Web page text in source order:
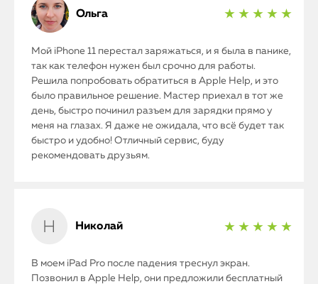
Ольга ★ ★ ★ ★ ★
Мой iPhone 11 перестал заряжаться, и я была в панике,
так как телефон нужен был срочно для работы.
Решила попробовать обратиться в Apple Help, и это
было правильное решение. Мастер приехал в тот же
день, быстро починил разъем для зарядки прямо у
меня на глазах. Я даже не ожидала, что всё будет так
быстро и удобно! Отличный сервис, буду
рекомендовать друзьям.
Николай ★ ★ ★ ★ ★
В моем iPad Pro после падения треснул экран.
Позвонил в Apple Help, они предложили бесплатный